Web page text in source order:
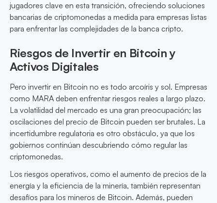
jugadores clave en esta transición, ofreciendo soluciones
bancarias de criptomonedas a medida para empresas listas
para enfrentar las complejidades de la banca cripto.
Riesgos de Invertir en Bitcoin y
Activos Digitales
Pero invertir en Bitcoin no es todo arcoíris y sol. Empresas
como MARA deben enfrentar riesgos reales a largo plazo.
La volatilidad del mercado es una gran preocupación; las
oscilaciones del precio de Bitcoin pueden ser brutales. La
incertidumbre regulatoria es otro obstáculo, ya que los
gobiernos continúan descubriendo cómo regular las
criptomonedas.
Los riesgos operativos, como el aumento de precios de la
energía y la eficiencia de la minería, también representan
desafíos para los mineros de Bitcoin. Además, pueden